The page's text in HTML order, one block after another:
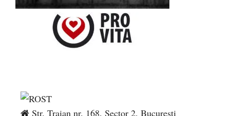
Str. Traian nr. 168, Sector 2, București